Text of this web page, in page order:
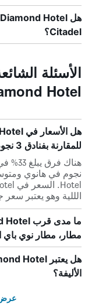
Citadel؟
Hotel
للمقارنة بفنادق 3 نجوم في هانوي؟
الللية وهو يعتبر
مطار، مطار نوي باي
الأليفة؟
عرض